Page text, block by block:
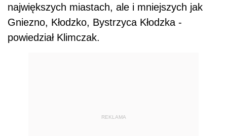
największych miastach, ale i mniejszych jak
Gniezno, Kłodzko, Bystrzyca Kłodzka -
powiedział Klimczak.
REKLAMA